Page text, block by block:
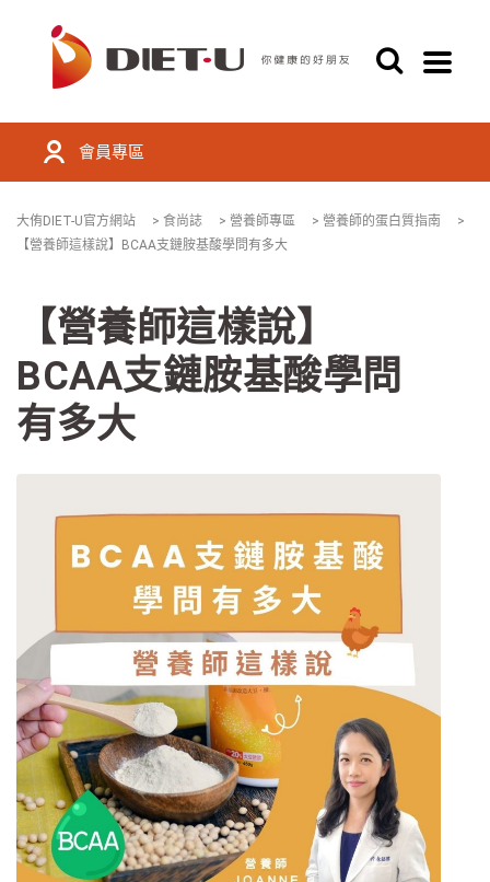
會員專區
大侑DIET-U官方網站 > 食尚誌 > 營養師專區 > 營養師的蛋白質指南
>
【營養師這樣說】BCAA支鏈胺基酸學問有多大
【營養師這樣說】
BCAA支鏈胺基酸學問
有多大